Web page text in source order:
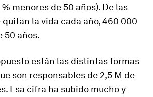
menores de 50 años). De las
quitan la vida cada año, 460 000
50 años.
están las distintas formas
son responsables de 2,5 M de
Esa cifra ha subido mucho y